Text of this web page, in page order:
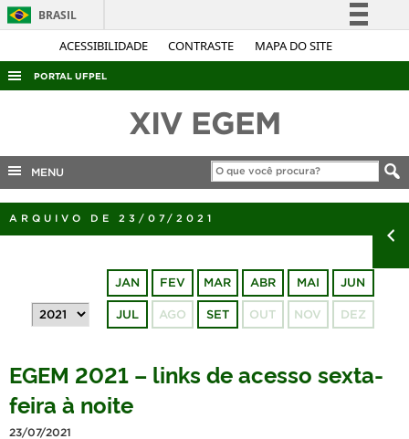
ACESSIBILIDADE CONTRASTE MAPA DO SITE
BRASIL
Simplifique!
Acesso à informação
Legislação
Canais
PORTAL UFPEL
COBALTO
XIV EGEM
MENU
ARQUIVO DE 23/07/2021
JAN FEV MAR ABR MAI JUN
JUL AGO SET OUT NOV DEZ
EGEM 2021 – links de acesso sexta-
feira à noite
23/07/2021